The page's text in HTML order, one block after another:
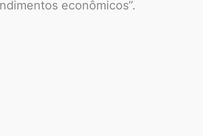
econômicos”.